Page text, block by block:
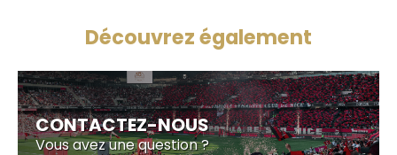
Découvrez également
CONTACTEZ-NOUS
Vous avez une question ?